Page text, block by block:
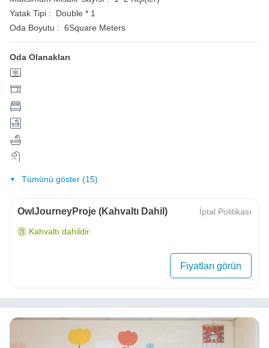
Yatak Tipi :
Double * 1
Oda Boyutu : 6Square Meters
Oda Olanakları
Tümünü göster (15)
OwlJourneyProje (Kahvaltı Dahil) İptal Politikası
Kahvaltı dahildir.
Fiyatları görün